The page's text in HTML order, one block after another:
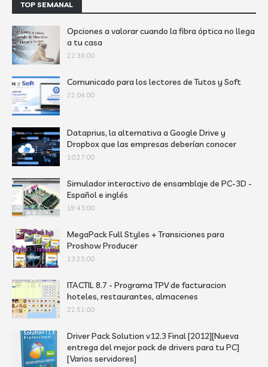
TOP SEMANAL
Opciones a valorar cuando la fibra óptica no llega
a tu casa
22:36:00
Comunicado para los lectores de Tutos y Soft
22:04:00
Dataprius, la alternativa a Google Drive y
Dropbox que las empresas deberían conocer
10:27:00
Simulador interactivo de ensamblaje de PC-3D -
Español e inglés
19:43:00
MegaPack Full Styles + Transiciones para
Proshow Producer
13:25:00
ITACTIL 8.7 - Programa TPV de facturacion
hoteles, restaurantes, almacenes
22:51:00
Driver Pack Solution v12.3 Final [2012][Nueva
entrega del mejor pack de drivers para tu PC]
[Varios servidores]